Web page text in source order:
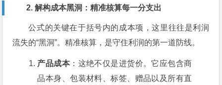
2. 解构成本黑洞：精准核算每一分支出
公式的关键在于括号内的成本项，这里往往是利润
流失的“黑洞”。精准核算，是守住利润的第一道防线。
产品成本：这绝不仅是进货价。它应包含商
品本身、包装材料、标签、赠品以及所有直